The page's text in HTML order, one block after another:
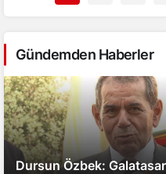
Gündemden Haberler
Dursun Özbek: